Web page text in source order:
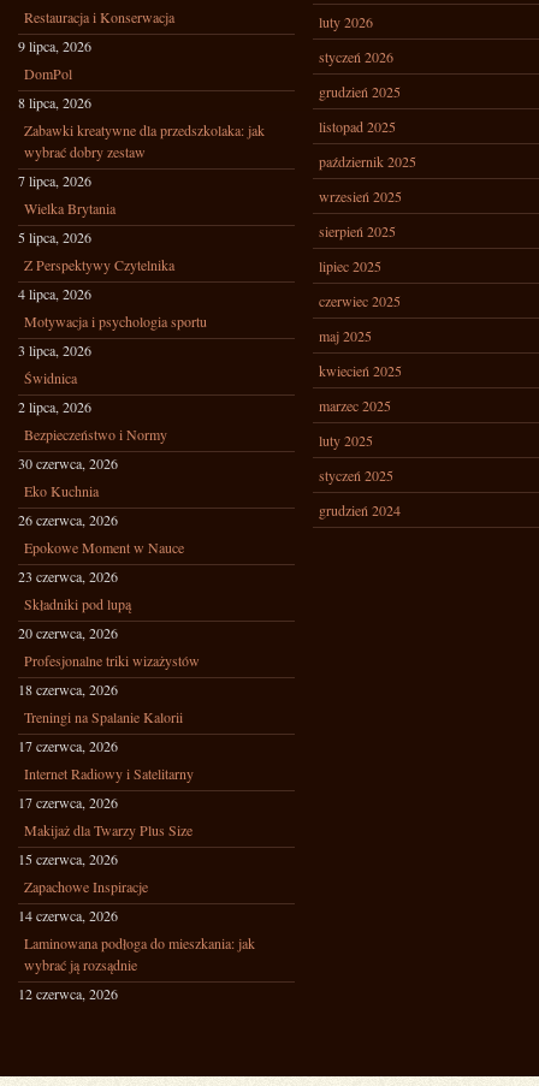
Restauracja i Konserwacja
9 lipca, 2026
DomPol
8 lipca, 2026
Zabawki kreatywne dla przedszkolaka: jak
wybrać dobry zestaw
7 lipca, 2026
Wielka Brytania
5 lipca, 2026
Z Perspektywy Czytelnika
4 lipca, 2026
Motywacja i psychologia sportu
3 lipca, 2026
Świdnica
2 lipca, 2026
Bezpieczeństwo i Normy
30 czerwca, 2026
Eko Kuchnia
26 czerwca, 2026
Epokowe Moment w Nauce
23 czerwca, 2026
Składniki pod lupą
20 czerwca, 2026
Profesjonalne triki wizażystów
18 czerwca, 2026
Treningi na Spalanie Kalorii
17 czerwca, 2026
Internet Radiowy i Satelitarny
17 czerwca, 2026
Makijaż dla Twarzy Plus Size
15 czerwca, 2026
Zapachowe Inspiracje
14 czerwca, 2026
Laminowana podłoga do mieszkania: jak
wybrać ją rozsądnie
12 czerwca, 2026
luty 2026
styczeń 2026
grudzień 2025
listopad 2025
październik 2025
wrzesień 2025
sierpień 2025
lipiec 2025
czerwiec 2025
maj 2025
kwiecień 2025
marzec 2025
luty 2025
styczeń 2025
grudzień 2024